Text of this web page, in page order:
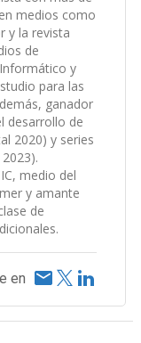
medios como
y la revista
de
y
para las
ganador
desarrollo de
2020) y series
medio del
y amante
de
en